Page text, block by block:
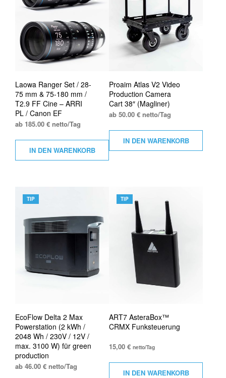
Laowa Ranger Set / 28-
75 mm & 75-180 mm /
T2.9 FF Cine – ARRI
PL / Canon EF
ab 185.00 € netto/Tag
IN DEN WARENKORB
Proaim Atlas V2 Video
Production Camera
Cart 38″ (Magliner)
ab 50.00 € netto/Tag
IN DEN WARENKORB
EcoFlow Delta 2 Max
Powerstation (2 kWh /
2048 Wh / 230V / 12V /
max. 3100 W) für green
production
TIP
ab 46.00 € netto/Tag
ART7 AsteraBox™
CRMX Funksteuerung
TIP
15,00€ netto/Tag
IN DEN WARENKORB